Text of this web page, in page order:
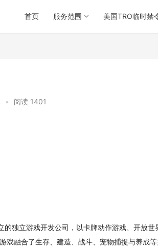
首页 服务范围 美国TRO临时禁
• 阅读 1401
独立游戏开发公司，以卡牌动作游戏、开放
戏融合了生存、建造、战斗、宠物捕捉与养成